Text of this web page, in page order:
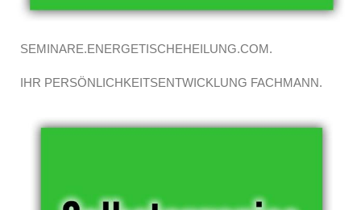
SEMINARE.ENERGETISCHEHEILUNG.COM.
IHR PERSÖNLICHKEITSENTWICKLUNG FACHMANN.